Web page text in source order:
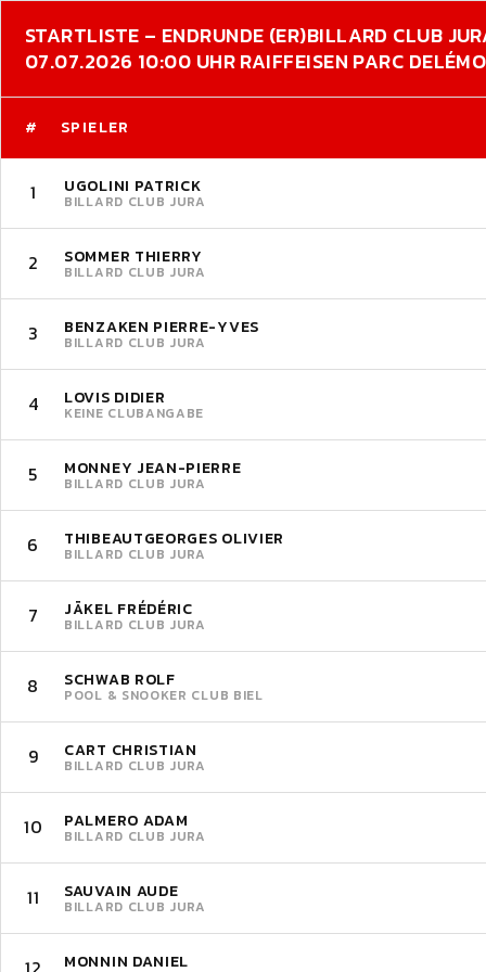
STARTLISTE – ENDRUNDE (ER)BILLARD CLUB
07.07.2026 10:00 UHR RAIFFEISEN PARC
# SPIELER
1 UGOLINI PATRICK
BILLARD CLUB JURA
2 SOMMER THIERRY
BILLARD CLUB JURA
3 BENZAKEN PIERRE-YVES
BILLARD CLUB JURA
4 LOVIS DIDIER
KEINE CLUBANGABE
5 MONNEY JEAN-PIERRE
BILLARD CLUB JURA
6 THIBEAUTGEORGES OLIVIER
BILLARD CLUB JURA
7 JÄKEL FRÉDÉRIC
BILLARD CLUB JURA
8 SCHWAB ROLF
POOL & SNOOKER CLUB BIEL
9 CART CHRISTIAN
BILLARD CLUB JURA
10 PALMERO ADAM
BILLARD CLUB JURA
11 SAUVAIN AUDE
BILLARD CLUB JURA
MONNIN DANIEL